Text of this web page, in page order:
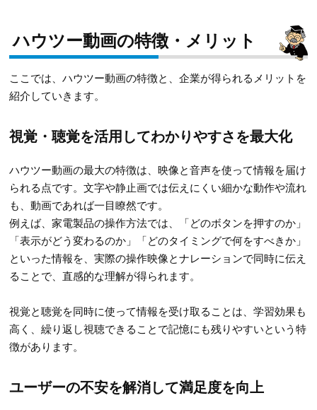
ハウツー動画の特徴・メリット
ここでは、ハウツー動画の特徴と、企業が得られるメリットを
紹介していきます。
視覚・聴覚を活用してわかりやすさを最大化
ハウツー動画の最大の特徴は、映像と音声を使って情報を届け
られる点です。文字や静止画では伝えにくい細かな動作や流れ
も、動画であれば一目瞭然です。
例えば、家電製品の操作方法では、「どのボタンを押すのか」
「表示がどう変わるのか」「どのタイミングで何をすべきか」
といった情報を、実際の操作映像とナレーションで同時に伝え
ることで、直感的な理解が得られます。
視覚と聴覚を同時に使って情報を受け取ることは、学習効果も
高く、繰り返し視聴できることで記憶にも残りやすいという特
徴があります。
ユーザーの不安を解消して満足度を向上